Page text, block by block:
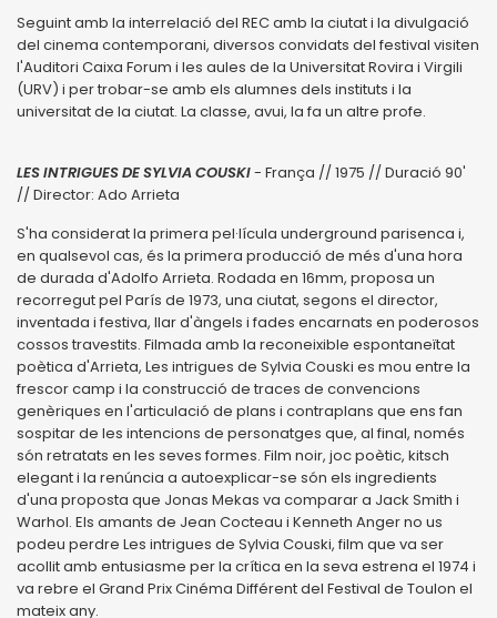
Seguint amb la interrelació del REC amb la ciutat i la divulgació
del cinema contemporani, diversos convidats del festival visiten
l'Auditori Caixa Forum i les aules de la Universitat Rovira i Virgili
(URV) i per trobar-se amb els alumnes dels instituts i la
universitat de la ciutat. La classe, avui, la fa un altre profe.
LES INTRIGUES DE SYLVIA COUSKI- França // 1975 // Duració 90'
// Director: Ado Arrieta
S'ha con­si­de­rat la pri­mera pel·lícula under­ground pari­senca i,
en qual­se­vol cas, és la pri­mera pro­ducció de més d'una hora
de durada d'Adolfo Arri­eta. Rodada en 16mm, pro­posa un
recor­re­gut pel París de 1973, una ciu­tat, segons el direc­tor,
inven­tada i fes­tiva, llar d'àngels i fades encar­nats en pode­ro­sos
cos­sos tra­ves­tits. Fil­mada amb la reco­nei­xi­ble espon­taneïtat
poètica d'Arri­eta, Les intri­gues de Syl­via Couski es mou entre la
fres­cor camp i la cons­trucció de tra­ces de con­ven­ci­ons
genèriques en l'arti­cu­lació de plans i con­tra­plans que ens fan
sos­pi­tar de les inten­ci­ons de per­so­nat­ges que, al final, només
són retra­tats en les seves for­mes. Film noir, joc poètic, kitsch
ele­gant i la renúncia a auto­ex­pli­car-se són els ingre­di­ents
d'una pro­posta que Jonas Mekas va com­pa­rar a Jack Smith i
War­hol. Els amants de Jean Coc­teau i Ken­neth Anger no us
podeu per­dre Les intri­gues de Syl­via Couski, film que va ser
aco­llit amb entu­si­asme per la crítica en la seva estrena el 1974 i
va rebre el Grand Prix Cinéma Différent del Fes­ti­val de Tou­lon el
mateix any.